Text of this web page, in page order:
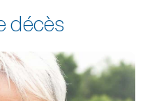
décès